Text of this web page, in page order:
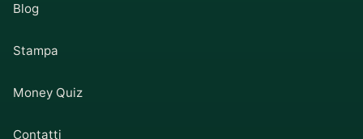
Blog
Stampa
Money Quiz
Contatti